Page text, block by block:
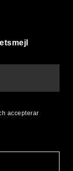
accepterar